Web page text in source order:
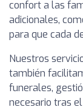
confort a las
adicionales,
para que cada
Nuestros
también
funerales,
necesario tras